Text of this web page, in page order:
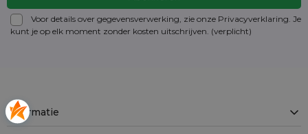
Voor details over gegevensverwerking, zie onze Privacyverklaring. Je
kunt je op elk moment zonder kosten uitschrijven. (verplicht)
Informatie